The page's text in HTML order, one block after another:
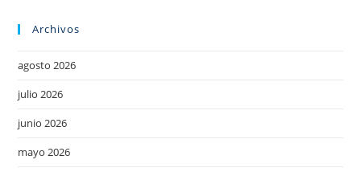
Archivos
agosto 2026
julio 2026
junio 2026
mayo 2026